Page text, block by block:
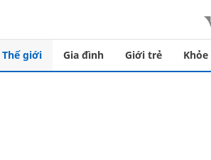
Thế giới Gia đình Giới trẻ